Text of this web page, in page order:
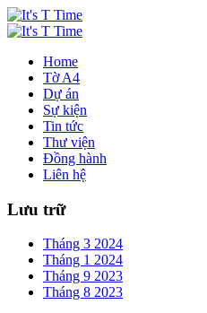
Home
Tờ A4
Dự án
Sự kiện
Tin tức
Thư viện
Đồng hành
Liên hệ
Lưu trữ
Tháng 3 2024
Tháng 1 2024
Tháng 9 2023
Tháng 8 2023